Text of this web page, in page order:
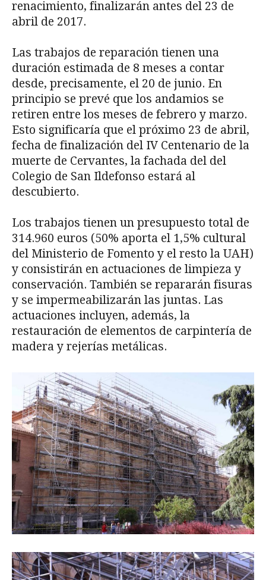
renacimiento, finalizarán antes del 23 de
abril de 2017.
Las trabajos de reparación tienen una
duración estimada de 8 meses a contar
desde, precisamente, el 20 de junio. En
principio se prevé que los andamios se
retiren entre los meses de febrero y marzo.
Esto significaría que el próximo 23 de abril,
fecha de finalización del IV Centenario de la
muerte de Cervantes, la fachada del del
Colegio de San Ildefonso estará al
descubierto.
Los trabajos tienen un presupuesto total de
314.960 euros (50% aporta el 1,5% cultural
del Ministerio de Fomento y el resto la UAH)
y consistirán en actuaciones de limpieza y
conservación. También se repararán fisuras
y se impermeabilizarán las juntas. Las
actuaciones incluyen, además, la
restauración de elementos de carpintería de
madera y rejerías metálicas.